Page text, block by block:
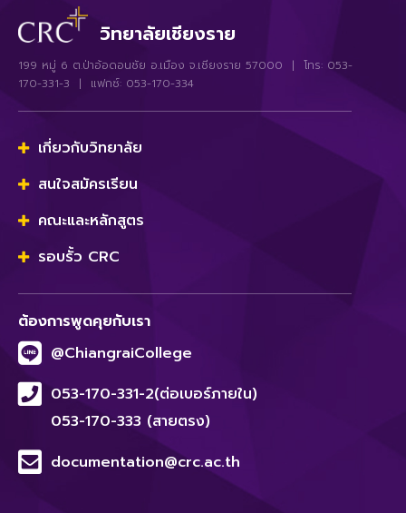
วิทยาลัยเชียงราย
199 หมู่ 6 ต.ป่าอ้อดอนชัย อ.เมือง จ.เชียงราย 57000 | โทร: 053-
170-331-3 | แฟกซ์: 053-170-334
เกี่ยวกับวิทยาลัย
สนใจสมัครเรียน
คณะและหลักสูตร
รอบรั้ว CRC
ต้องการพูดคุยกับเรา
@ChiangraiCollege
053-170-331-2(ต่อเบอร์ภายใน)
053-170-333 (สายตรง)
documentation@crc.ac.th